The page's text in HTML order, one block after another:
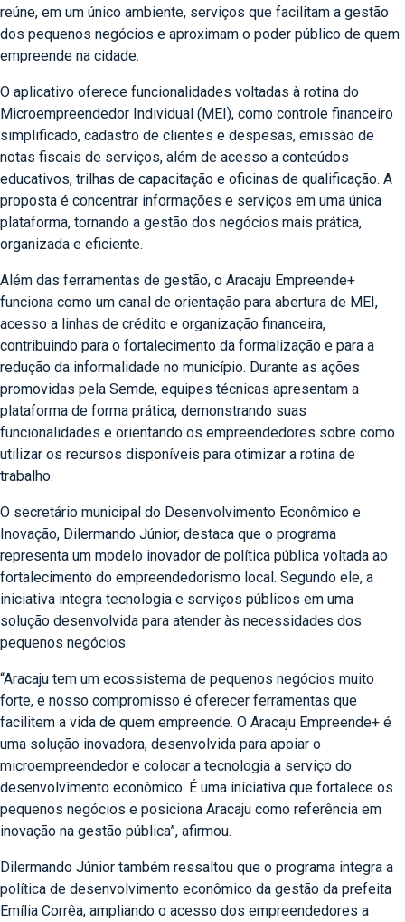
reúne, em um único ambiente, serviços que facilitam a gestão
dos pequenos negócios e aproximam o poder público de quem
empreende na cidade.
O aplicativo oferece funcionalidades voltadas à rotina do
Microempreendedor Individual (MEI), como controle financeiro
simplificado, cadastro de clientes e despesas, emissão de
notas fiscais de serviços, além de acesso a conteúdos
educativos, trilhas de capacitação e oficinas de qualificação. A
proposta é concentrar informações e serviços em uma única
plataforma, tornando a gestão dos negócios mais prática,
organizada e eficiente.
Além das ferramentas de gestão, o Aracaju Empreende+
funciona como um canal de orientação para abertura de MEI,
acesso a linhas de crédito e organização financeira,
contribuindo para o fortalecimento da formalização e para a
redução da informalidade no município. Durante as ações
promovidas pela Semde, equipes técnicas apresentam a
plataforma de forma prática, demonstrando suas
funcionalidades e orientando os empreendedores sobre como
utilizar os recursos disponíveis para otimizar a rotina de
trabalho.
O secretário municipal do Desenvolvimento Econômico e
Inovação, Dilermando Júnior, destaca que o programa
representa um modelo inovador de política pública voltada ao
fortalecimento do empreendedorismo local. Segundo ele, a
iniciativa integra tecnologia e serviços públicos em uma
solução desenvolvida para atender às necessidades dos
pequenos negócios.
“Aracaju tem um ecossistema de pequenos negócios muito
forte, e nosso compromisso é oferecer ferramentas que
facilitem a vida de quem empreende. O Aracaju Empreende+ é
uma solução inovadora, desenvolvida para apoiar o
microempreendedor e colocar a tecnologia a serviço do
desenvolvimento econômico. É uma iniciativa que fortalece os
pequenos negócios e posiciona Aracaju como referência em
inovação na gestão pública”, afirmou.
Dilermando Júnior também ressaltou que o programa integra a
política de desenvolvimento econômico da gestão da prefeita
Emília Corrêa, ampliando o acesso dos empreendedores a